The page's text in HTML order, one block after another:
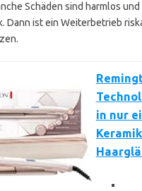
Schäden sind harmlos
Dann ist ein Weiterbetrieb
in nur